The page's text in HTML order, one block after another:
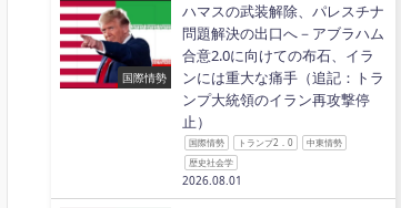
国際情勢
ハマスの武装解除、パレスチナ
問題解決の出口へ－アブラハム
合意2.0に向けての布石、イラ
ンには重大な痛手（追記：トラ
ンプ大統領のイラン再攻撃停
止）
国際情勢 トランプ2．0
中東情勢
歴史社会学
2026.08.01